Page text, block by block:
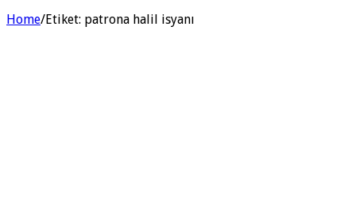
Home/Etiket: patrona halil isyanı